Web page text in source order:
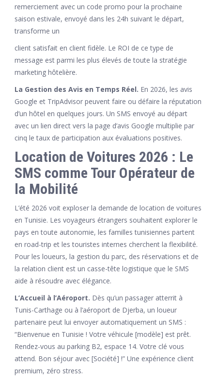
remerciement avec un code promo pour la prochaine
saison estivale, envoyé dans les 24h suivant le départ,
transforme un
client satisfait en client fidèle. Le ROI de ce type de
message est parmi les plus élevés de toute la stratégie
marketing hôtelière.
La Gestion des Avis en Temps Réel. En 2026, les avis
Google et TripAdvisor peuvent faire ou défaire la réputation
d’un hôtel en quelques jours. Un SMS envoyé au départ
avec un lien direct vers la page d’avis Google multiplie par
cinq le taux de participation aux évaluations positives.
Location de Voitures 2026 : Le
SMS comme Tour Opérateur de
la Mobilité
L’été 2026 voit exploser la demande de location de voitures
en Tunisie. Les voyageurs étrangers souhaitent explorer le
pays en toute autonomie, les familles tunisiennes partent
en road-trip et les touristes internes cherchent la flexibilité.
Pour les loueurs, la gestion du parc, des réservations et de
la relation client est un casse-tête logistique que le SMS
aide à résoudre avec élégance.
L’Accueil à l’Aéroport. Dès qu’un passager atterrit à
Tunis-Carthage ou à l’aéroport de Djerba, un loueur
partenaire peut lui envoyer automatiquement un SMS :
“Bienvenue en Tunisie ! Votre véhicule [modèle] est prêt.
Rendez-vous au parking B2, espace 14. Votre clé vous
attend. Bon séjour avec [Société] !” Une expérience client
premium, zéro stress.